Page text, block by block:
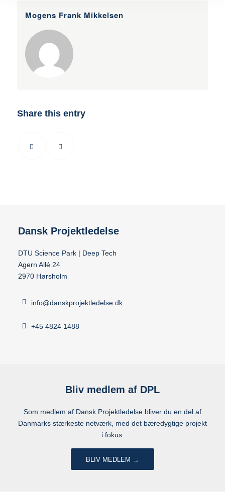
Mogens Frank Mikkelsen
Share this entry
Dansk Projektledelse
DTU Science Park | Deep Tech
Agern Allé 24
2970 Hørsholm
info@danskprojektledelse.dk
+45 4824 1488
Bliv medlem af DPL
Som medlem af Dansk Projektledelse bliver du en del af
Danmarks stærkeste netværk, med det bæredygtige projekt
i fokus.
BLIV MEDLEM →